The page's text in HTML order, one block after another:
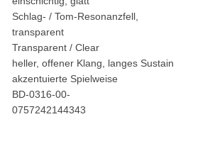
Schlag- / Tom-Resonanzfell,
transparent
Transparent / Clear
heller, offener Klang, langes Sustain
akzentuierte Spielweise
BD-0316-00-
0757242144343